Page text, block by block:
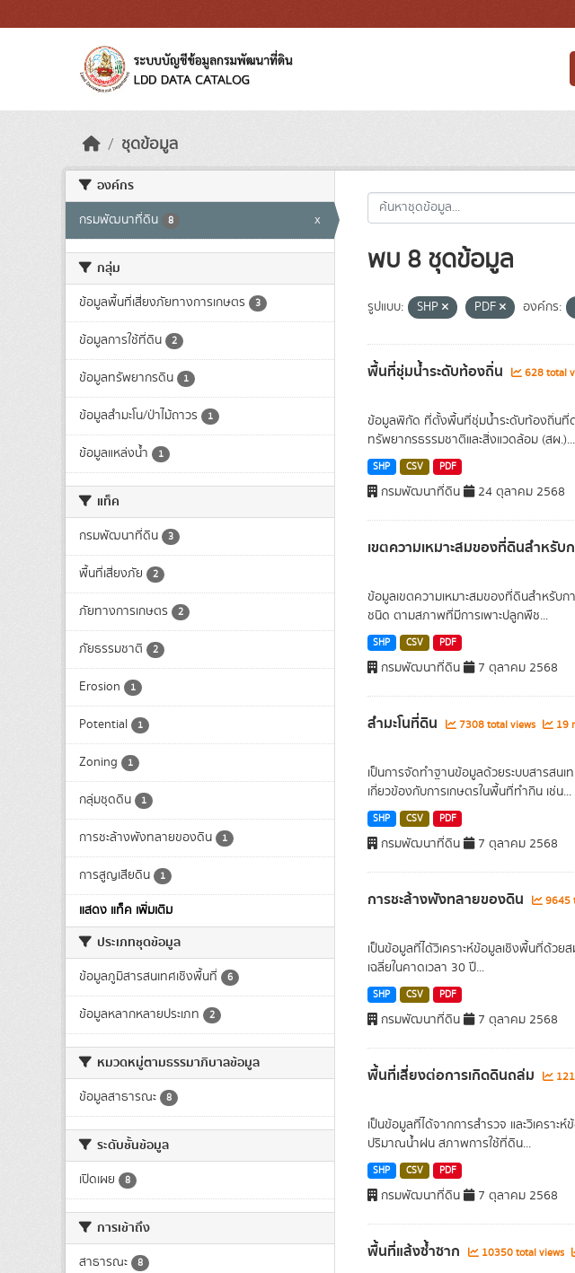
ชุดข้อมูล
องค์กร
กรมพัฒนาที่ดิน 8 x
กลุ่ม
ข้อมูลพื้นที่เสี่ยงภัยทางการเกษตร 3
ข้อมูลการใช้ที่ดิน 2
ข้อมูลทรัพยากรดิน 1
ข้อมูลสำมะโน/ป่าไม้ถาวร 1
ข้อมูลแหล่งน้ำ 1
แท็ค
กรมพัฒนาที่ดิน 3
พื้นที่เสี่ยงภัย 2
ภัยทางการเกษตร 2
ภัยธรรมชาติ 2
Erosion 1
Potential 1
Zoning 1
กลุ่มชุดดิน 1
การชะล้างพังทลายของดิน 1
การสูญเสียดิน 1
แสดง แท็ค เพิ่มเติม
ประเภทชุดข้อมูล
ข้อมูลภูมิสารสนเทศเชิงพื้นที่ 6
ข้อมูลหลากหลายประเภท 2
หมวดหมู่ตามธรรมาภิบาลข้อมูล
ข้อมูลสาธารณะ 8
ระดับชั้นข้อมูล
เปิดเผย 8
การเข้าถึง
สาธารณะ 8
พบ 8 ชุดข้อมูล
รูปแบบ: SHP PDF องค์กร:
พื้นที่ชุ่มน้ำระดับท้องถิ่น 628 total
ข้อมูลพิกัด ที่ตั้งพื้นที่ชุ่มน้ำระดับท้องถิ่นที่ด
ทรัพยากรธรรมชาติและสิ่งแวดล้อม (สผ.)...
SHP CSV PDF
กรมพัฒนาที่ดิน 24 ตุลาคม 2568
เขตความเหมาะสมของที่ดินสำหรั
ข้อมูลเขตความเหมาะสมของที่ดินสำหรับ
ชนิด ตามสภาพที่มีการเพาะปลูกพืช...
SHP CSV PDF
กรมพัฒนาที่ดิน 7 ตุลาคม 2568
สำมะโนที่ดิน 7308 total views 19
เป็นการจัดทำฐานข้อมูลด้วยระบบสารสน
เกี่ยวข้องกับการเกษตรในพื้นที่ทำกิน เช่น...
SHP CSV PDF
กรมพัฒนาที่ดิน 7 ตุลาคม 2568
การชะล้างพังทลายของดิน 9645
เป็นข้อมูลที่ได้วิเคราะห์ข้อมูลเชิงพื้นที่ด้ว
เฉลี่ยในคาดเวลา 30 ปี...
SHP CSV PDF
กรมพัฒนาที่ดิน 7 ตุลาคม 2568
พื้นที่เสี่ยงต่อการเกิดดินถล่ม
เป็นข้อมูลที่ได้จากการสำรวจ และวิเครา
ปริมาณน้ำฝน สภาพการใช้ที่ดิน...
SHP CSV PDF
กรมพัฒนาที่ดิน 7 ตุลาคม 2568
พื้นที่แล้งซ้ำซาก 10350 total views